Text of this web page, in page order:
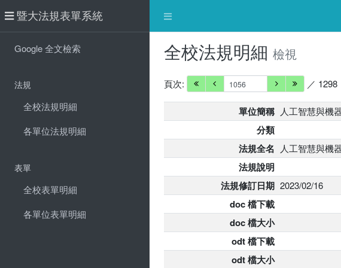
暨大法規表單系統
Google 全文檢索
法規
全校法規明細
各單位法規明細
表單
全校表單明細
各單位表單明細
全校法規明細 檢視
頁次: ／ 1298
單位簡稱 人工智慧與機
分類
法規全名 人工智慧與機
法規說明
法規修訂日期 2023/02/16
doc 檔下載
doc 檔大小
odt 檔下載
odt 檔大小